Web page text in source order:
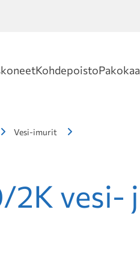
Kohdepoisto
Vesi-imurit
vesi-